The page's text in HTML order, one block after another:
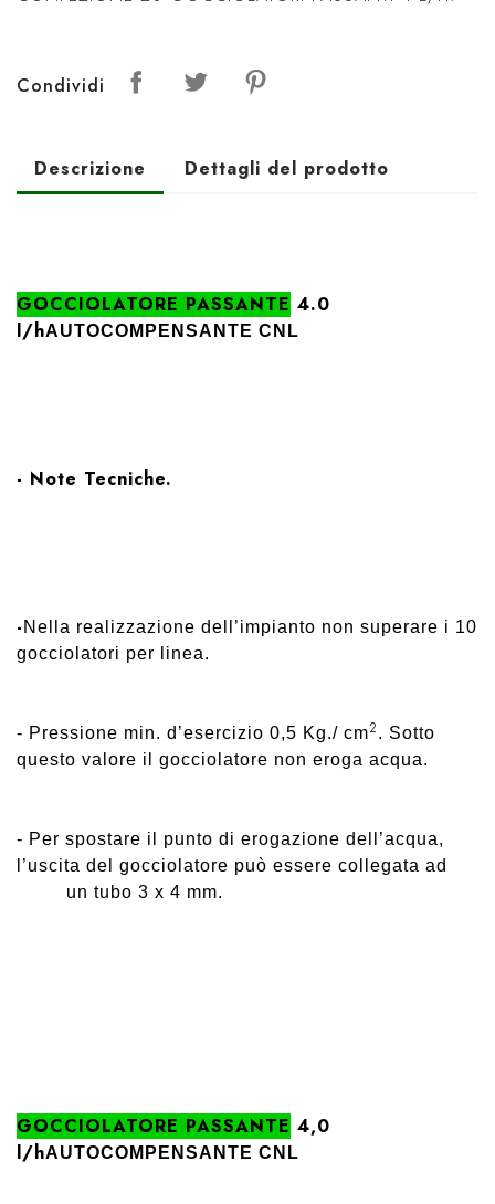
Condividi
Descrizione Dettagli del prodotto
GOCCIOLATORE PASSANTE 4.0
l/hAUTOCOMPENSANTE CNL
- Note Tecniche.
- Nella realizzazione dell’impianto non superare i 10
gocciolatori per linea.
- Pressione min. d’esercizio 0,5 Kg./ cm2. Sotto
questo valore il gocciolatore non eroga acqua.
- Per spostare il punto di erogazione dell’acqua,
l’uscita del gocciolatore può essere collegata ad
un tubo 3 x 4 mm.
GOCCIOLATORE PASSANTE 4,0
l/hAUTOCOMPENSANTE CNL